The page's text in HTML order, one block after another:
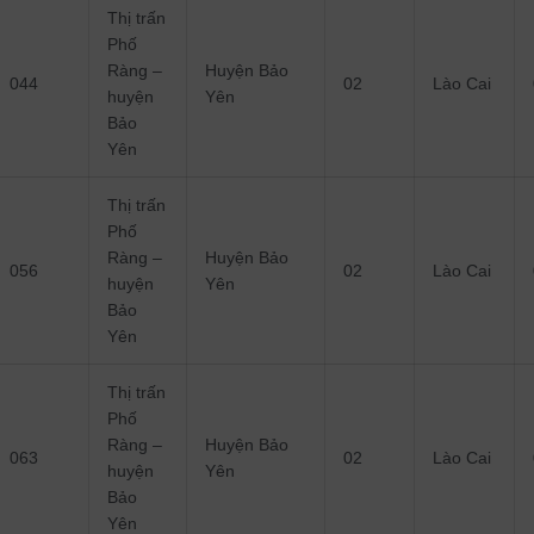
044
Thị trấn
Phố
Ràng –
huyện
Bảo
Yên
Huyện Bảo
Yên
02 Lào Cai
056
Thị trấn
Phố
Ràng –
huyện
Bảo
Yên
Huyện Bảo
Yên
02 Lào Cai
063
Thị trấn
Phố
Ràng –
huyện
Bảo
Yên
Huyện Bảo
Yên
02 Lào Cai